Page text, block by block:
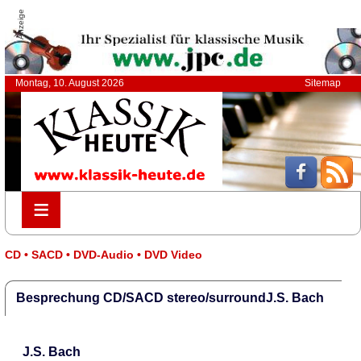
Anzeige
Montag, 10. August 2026 Sitemap
≡
≡
CD • SACD • DVD-Audio • DVD Video
Besprechung CD/SACD stereo/surroundJ.S. Bach
J.S. Bach